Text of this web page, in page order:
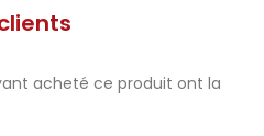
acheté ce produit ont la